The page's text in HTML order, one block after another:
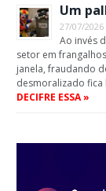
Um
27/07/2026
Ao invés
setor em
janela, fraudando
desmoralizado fica
DECIFRE ESSA »